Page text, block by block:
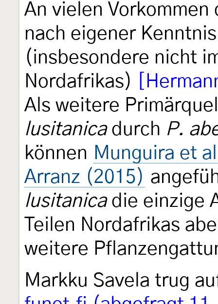
An vielen
nach eigener
(insbesondere nicht
Nordafrikas)
Als weitere
lusitanicadurch P.
können Munguira et
Arranz (2015)
lusitanicadie einzige
Teilen Nordafrikas
weitere
Markku Savela trug